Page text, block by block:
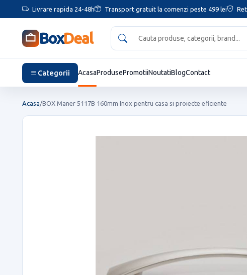
Livrare rapida 24-48h Transport gratuit la comenzi peste 499 lei
BoxDeal
Categorii AcasaProdusePromotiiNoutatiBlogContact
Acasa/BOX Maner 5117B 160mm Inox pentru casa si proiecte eficiente